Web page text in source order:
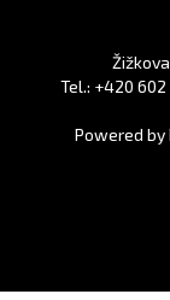
Tel.: +420
Powered by